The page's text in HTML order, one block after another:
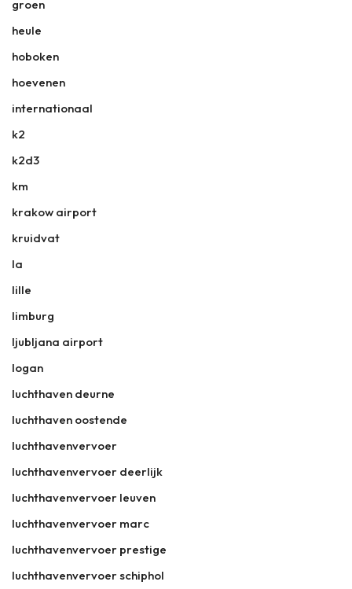
groen
heule
hoboken
hoevenen
internationaal
k2
k2d3
km
krakow airport
kruidvat
la
lille
limburg
ljubljana airport
logan
luchthaven deurne
luchthaven oostende
luchthavenvervoer
luchthavenvervoer deerlijk
luchthavenvervoer leuven
luchthavenvervoer marc
luchthavenvervoer prestige
luchthavenvervoer schiphol